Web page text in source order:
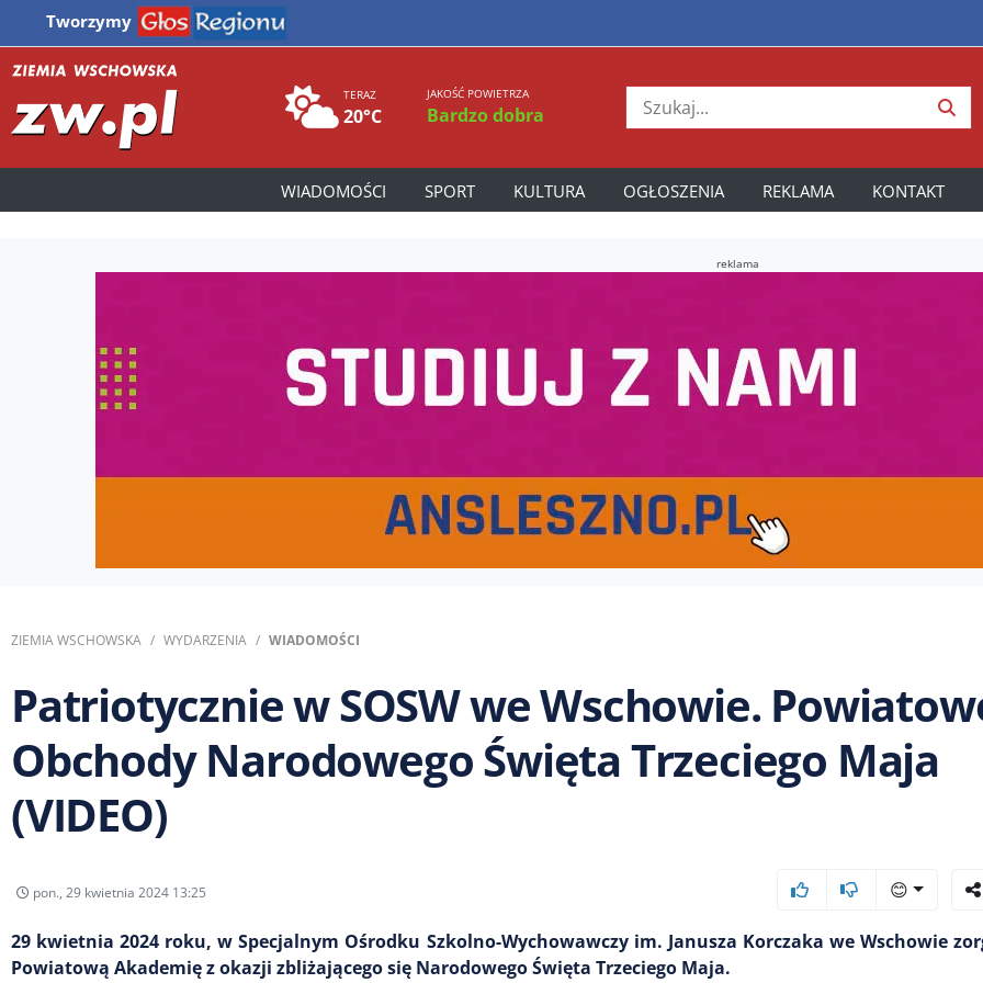
Tworzymy
TERAZ
20°C
JAKOŚĆ POWIETRZA
Bardzo dobra
WIADOMOŚCI SPORT KULTURA OGŁOSZENIA REKLAMA KONTAKT
reklama
ZIEMIA WSCHOWSKA WYDARZENIA WIADOMOŚCI
Patriotycznie w SOSW we Wschowie.
Obchody Narodowego Święta Trzeciego Maja
(VIDEO)
pon., 29 kwietnia 2024 13:25 😊
29 kwietnia 2024 roku, w Specjalnym Ośrodku Szkolno-Wychowawczy im. Janusza Korczaka we Wschowie
Powiatową Akademię z okazji zbliżającego się Narodowego Święta Trzeciego Maja.